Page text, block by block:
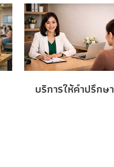
บริการให้คำปรึกษา